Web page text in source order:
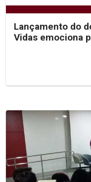
Lançamento do
Vidas emociona